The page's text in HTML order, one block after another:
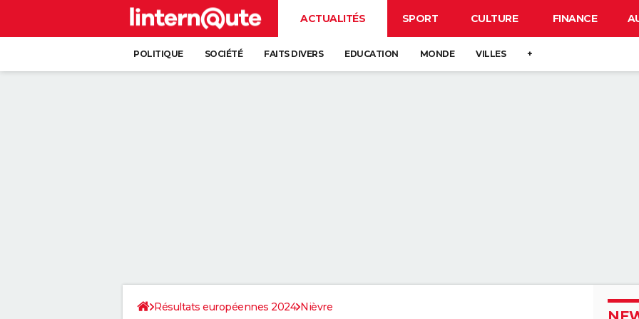
ACTUALITÉS SPORT CULTURE FINANCE
POLITIQUE SOCIÉTÉ FAITS DIVERS EDUCATION MONDE VILLES +
Résultats européennes 2024 Nièvre